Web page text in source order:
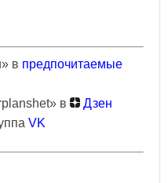
в предпочитаемые
в
Дзен
VK